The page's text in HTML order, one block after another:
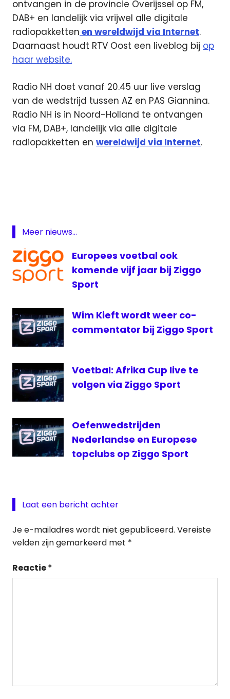
ontvangen in de provincie Overijssel op FM,
DAB+ en landelijk via vrijwel alle digitale
radiopakketten en wereldwijd via Internet.
Daarnaast houdt RTV Oost een liveblog bij op
haar website.
Radio NH doet vanaf 20.45 uur live verslag
van de wedstrijd tussen AZ en PAS Giannina.
Radio NH is in Noord-Holland te ontvangen
via FM, DAB+, landelijk via alle digitale
radiopakketten en wereldwijd via Internet.
Fox
Sports
Heracles
live
livestream
Heracles
Radio
voetbal
Meer nieuws...
Europees voetbal ook
komende vijf jaar bij Ziggo
Sport
Wim Kieft wordt weer co-
commentator bij Ziggo Sport
Voetbal: Afrika Cup live te
volgen via Ziggo Sport
Oefenwedstrijden
Nederlandse en Europese
topclubs op Ziggo Sport
Laat een bericht achter
Je e-mailadres wordt niet gepubliceerd. Vereiste
velden zijn gemarkeerd met *
Reactie*